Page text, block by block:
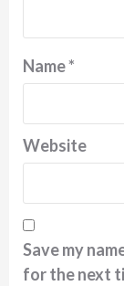
Name*
Website
Save my
for the next